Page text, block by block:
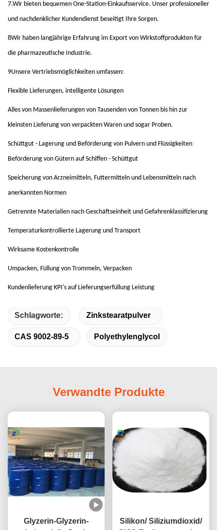
7.Wir bieten bequemen One-Station-Einkaufsservice. Unser professioneller
und nachdenklicher Kundendienst beseitigt Ihre Sorgen.
8Wir haben langjährige Erfahrung im Export von Wirkstoffprodukten für
die pharmazeutische Industrie.
9Unsere Vertriebsmöglichkeiten umfassen:
Flexible Lieferungen, intelligente Lösungen
Alles von Massenlieferungen von Tausenden von Tonnen bis hin zur
kleinsten Lieferung von verpackten Waren und sogar Proben.
Schüttgut - Lagerung und Beförderung von Pulvern und Flüssigkeiten ️
Beförderung von Gütern auf Schiffen - Schüttgut
Speicherung von Arzneimitteln, Futtermitteln und Lebensmitteln nach
anerkannten Normen
Getrennte Materialien nach Geschäftseinheit und Gefahrenklassifizierung
Temperaturkontrollierte Lagerung und Transport
Wirksame Kostenkontrolle
Umpacken, Füllung von Trommeln, Verpacken
Kundenlieferung KPI's auf Lieferungserfüllung Leistung
Schlagworte: Zinkstearatpulver
CAS 9002-89-5 Polyethylenglycol
Verwandte Produkte
Glyzerin-Glyzerin-
Silikon/ Siliziumdioxid/